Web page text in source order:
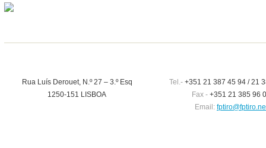
Rua Luís Derouet, N.º 27 – 3.º Esq
1250-151 LISBOA
Tel.-+351 21 387 45 94 / 21
Fax - +351 21 385 96
Email: